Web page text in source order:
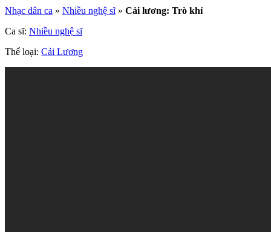
Nhạc dân ca » Nhiều nghệ sĩ» Cải lương: Trò khỉ
Ca sĩ: Nhiều nghệ sĩ
Thể loại: Cải Lương